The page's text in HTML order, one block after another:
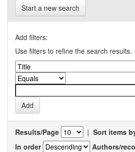
Start a new search
Add filters:
Use filters to refine the search results.
Results/Page | Sort items
In order
Authors/